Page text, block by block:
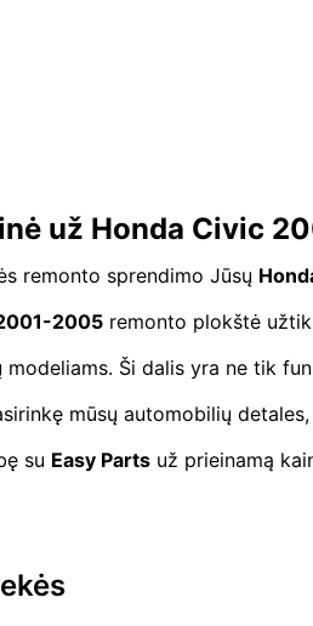
už Honda Civic
remonto sprendimo Jūsų
2005 remonto plokštė
Ši dalis yra ne tik
mūsų automobilių
su Easy Parts už prieinamą